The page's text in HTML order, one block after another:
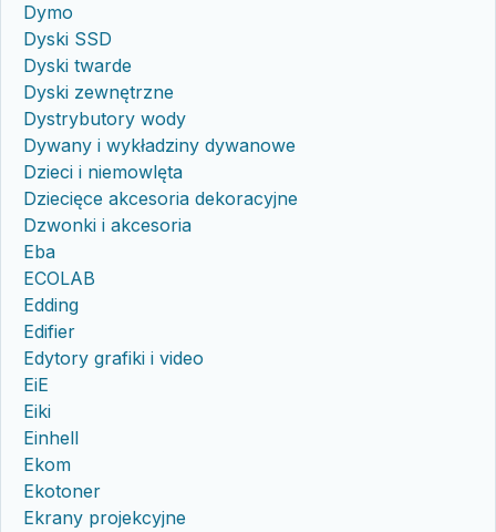
Dymo
Dyski SSD
Dyski twarde
Dyski zewnętrzne
Dystrybutory wody
Dywany i wykładziny dywanowe
Dzieci i niemowlęta
Dziecięce akcesoria dekoracyjne
Dzwonki i akcesoria
Eba
ECOLAB
Edding
Edifier
Edytory grafiki i video
EiE
Eiki
Einhell
Ekom
Ekotoner
Ekrany projekcyjne